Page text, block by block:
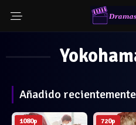
Añadido recientemente
1080p 720p